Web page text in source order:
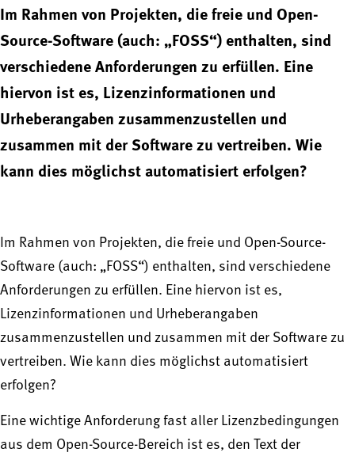
Im Rahmen von Projekten, die freie und Open-
Source-Software (auch: „FOSS“) enthalten, sind
verschiedene Anforderungen zu erfüllen. Eine
hiervon ist es, Lizenzinformationen und
Urheberangaben zusammenzustellen und
zusammen mit der Software zu vertreiben. Wie
kann dies möglichst automatisiert erfolgen?
Im Rahmen von Projekten, die freie und Open-Source-
Software (auch: „FOSS“) enthalten, sind verschiedene
Anforderungen zu erfüllen. Eine hiervon ist es,
Lizenzinformationen und Urheberangaben
zusammenzustellen und zusammen mit der Software zu
vertreiben. Wie kann dies möglichst automatisiert
erfolgen?
Eine wichtige Anforderung fast aller Lizenzbedingungen
aus dem Open-Source-Bereich ist es, den Text der